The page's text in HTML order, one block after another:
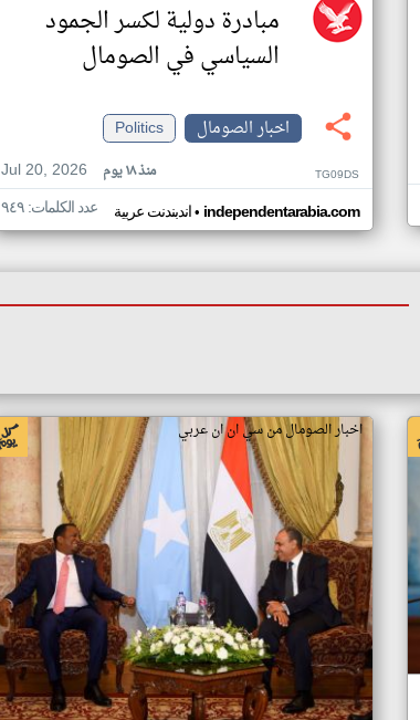
مبادرة دولية لكسر الجمود
السياسي في الصومال
اخبار الصومال
Politics
Jul 20, 2026
منذ ١٨ يوم TG09DS
اندبندنت عربية• independentarabia.com عدد الكلمات: ٩٤٩
اخبار الصومال من سي ان ان عربي